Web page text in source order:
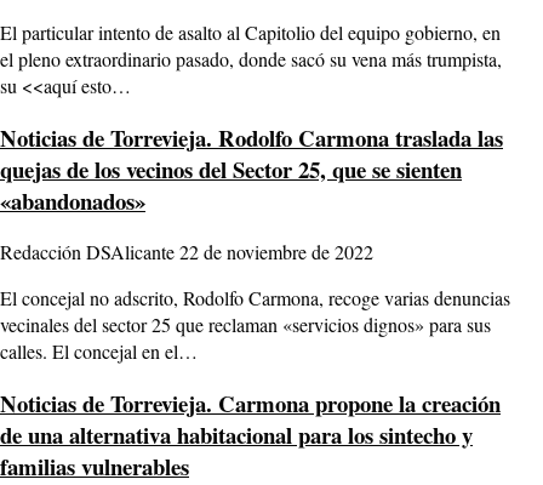
El particular intento de asalto al Capitolio del equipo gobierno, en
el pleno extraordinario pasado, donde sacó su vena más trumpista,
su <<aquí esto…
Noticias de Torrevieja. Rodolfo Carmona traslada las
quejas de los vecinos del Sector 25, que se sienten
«abandonados»
Redacción DSAlicante22 de noviembre de 2022
El concejal no adscrito, Rodolfo Carmona, recoge varias denuncias
vecinales del sector 25 que reclaman «servicios dignos» para sus
calles. El concejal en el…
Noticias de Torrevieja. Carmona propone la creación
de una alternativa habitacional para los sintecho y
familias vulnerables